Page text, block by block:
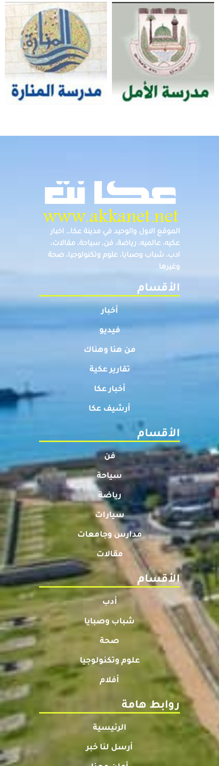
الموقع الاول والوحيد في مدينة عكا… اخبار
عكيه، عالميه، رياضة، فن، سياحة، مقالات،
ادب، شباب وصبايا، علوم وتكنولوجيا، صحة
وغيرها
الأقسام
أخبار
فيديو
من هنا وهناك
تقارير عكية
أخبار عكا
أرشيف عكا
الأقسام
فن
سياحة
رياضة
سيارات
مدارس وجامعات
مقالات
الأقسام
أدب
شباب وصبايا
صحة
علوم وتكنولوجيا
أفلام
روابط هامة
الرئيسية
أرسل لنا خبر